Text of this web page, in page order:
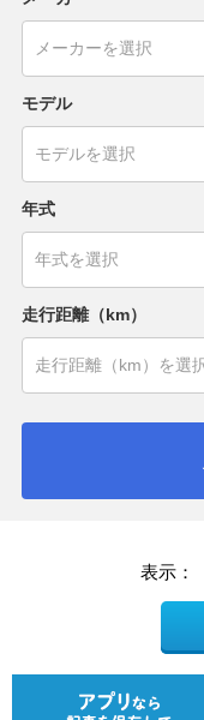
モデル
年式
走行距離（km）
表示：